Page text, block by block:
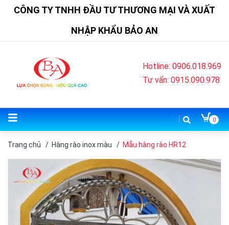
CÔNG TY TNHH ĐẦU TƯ THƯƠNG MẠI VÀ XUẤT
NHẬP KHẨU BẢO AN
Hotline: 0906.018.969
Tư vấn: 0915.090.978
0
Trang chủ / Hàng rào inox màu / Mẫu hàng rào HR12